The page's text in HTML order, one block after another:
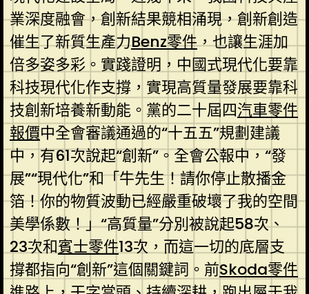
業深度融會，創新結果競相涌現，創新創造
催生了新質生產力Benz零件，也讓生涯加
倍多姿多彩。實踐證明，中國式現代化要靠
科技現代化作支撐，實現高質量發展要靠科
技創新培養新動能。黨的二十屆四汽車零件
報價中全會審議通過的“十五五”規劃建議
中，有61次說起“創新”。全會公報中，“發
展”“現代化”和「牛先生！請你停止散播金
箔！你的物質波動已經嚴重破壞了我的空間
美學係數！」“高質量”分別被說起58次、
23次和賓士零件13次，而這一切的底層支
撐都指向“創新”這個關鍵詞。前Skoda零件